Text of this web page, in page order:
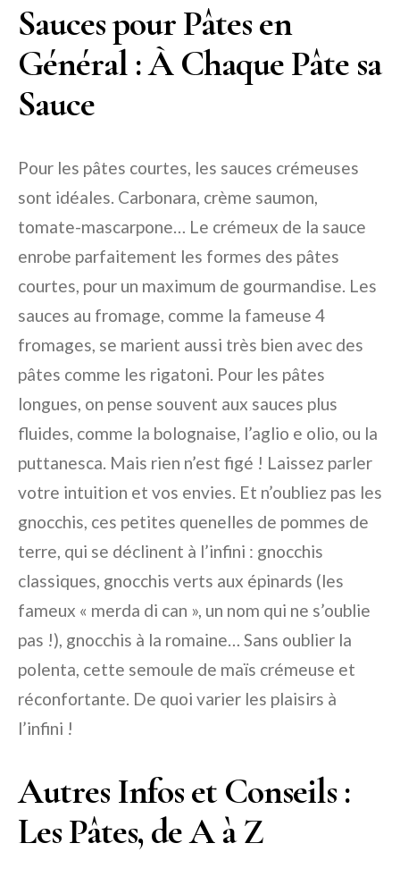
Sauces pour Pâtes en
Général : À Chaque Pâte sa
Sauce
Pour les pâtes courtes, les sauces crémeuses
sont idéales. Carbonara, crème saumon,
tomate-mascarpone… Le crémeux de la sauce
enrobe parfaitement les formes des pâtes
courtes, pour un maximum de gourmandise. Les
sauces au fromage, comme la fameuse 4
fromages, se marient aussi très bien avec des
pâtes comme les rigatoni. Pour les pâtes
longues, on pense souvent aux sauces plus
fluides, comme la bolognaise, l’aglio e olio, ou la
puttanesca. Mais rien n’est figé ! Laissez parler
votre intuition et vos envies. Et n’oubliez pas les
gnocchis, ces petites quenelles de pommes de
terre, qui se déclinent à l’infini : gnocchis
classiques, gnocchis verts aux épinards (les
fameux « merda di can », un nom qui ne s’oublie
pas !), gnocchis à la romaine… Sans oublier la
polenta, cette semoule de maïs crémeuse et
réconfortante. De quoi varier les plaisirs à
l’infini !
Autres Infos et Conseils :
Les Pâtes, de A à Z